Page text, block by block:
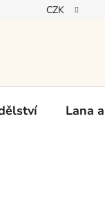
CZK
Lana